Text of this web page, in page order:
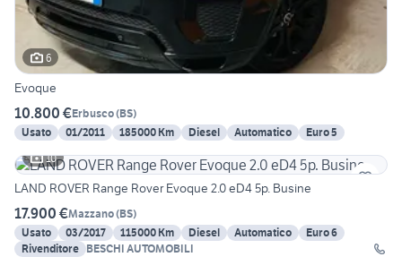
6
Evoque
10.800 €Erbusco(BS)
Usato
01/2011 185000 Km Diesel Automatico
Euro 5
10
LAND ROVER Range Rover Evoque 2.0 eD4 5p. Busine
17.900 €Mazzano(BS)
Usato
03/2017 115000 Km Diesel Automatico
Euro 6
Rivenditore BESCHI AUTOMOBILI